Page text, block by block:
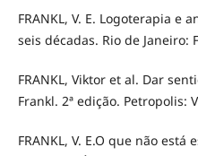
FRANKL, V. E. Logoterapia e
seis décadas. Rio de Janeiro:
FRANKL, Viktor et al. Dar
Frankl. 2ª edição. Petropolis:
FRANKL, V. E.O que não